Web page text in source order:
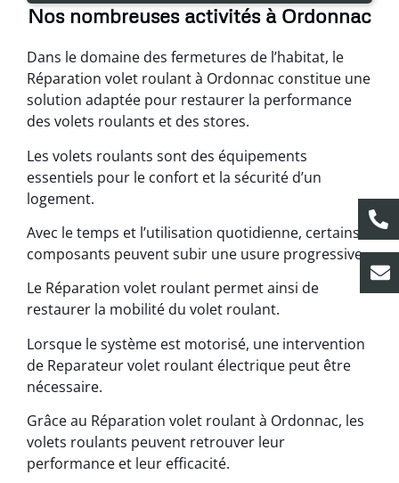
Nos nombreuses activités à Ordonnac
Dans le domaine des fermetures de l’habitat, le
Réparation volet roulant à Ordonnac constitue une
solution adaptée pour restaurer la performance
des volets roulants et des stores.
Les volets roulants sont des équipements
essentiels pour le confort et la sécurité d’un
logement.
Avec le temps et l’utilisation quotidienne, certains
composants peuvent subir une usure progressive.
Le Réparation volet roulant permet ainsi de
restaurer la mobilité du volet roulant.
Lorsque le système est motorisé, une intervention
de Reparateur volet roulant électrique peut être
nécessaire.
Grâce au Réparation volet roulant à Ordonnac, les
volets roulants peuvent retrouver leur
performance et leur efficacité.